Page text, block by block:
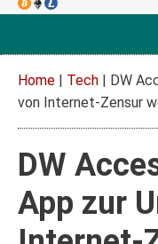
Home | Tech | DW
von Internet-Zensur
DW
App zur